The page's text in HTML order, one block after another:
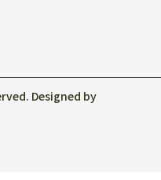
Designed by